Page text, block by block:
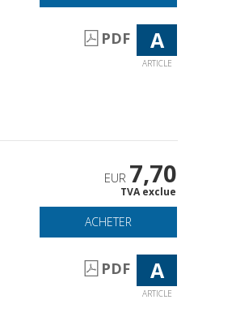
PDF A
ARTICLE
EUR 7,70
TVA exclue
ACHETER
PDF A
ARTICLE